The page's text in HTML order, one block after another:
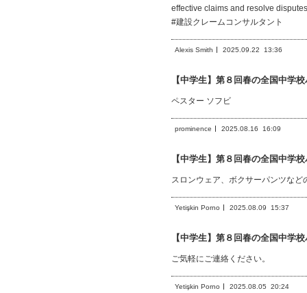
effective claims and resolve
#建設クレームコンサルタント
Alexis Smith 2025.09.22 13:36
【中学生】第８回春の全国中学
ペスター ソフビ
prominence 2025.08.16 16:09
【中学生】第８回春の全国中学
スロンウェア、ボクサーパンツな
Yetişkin Porno 2025.08.09 15:37
【中学生】第８回春の全国中学
ご気軽にご連絡ください。
Yetişkin Porno 2025.08.05 20:24